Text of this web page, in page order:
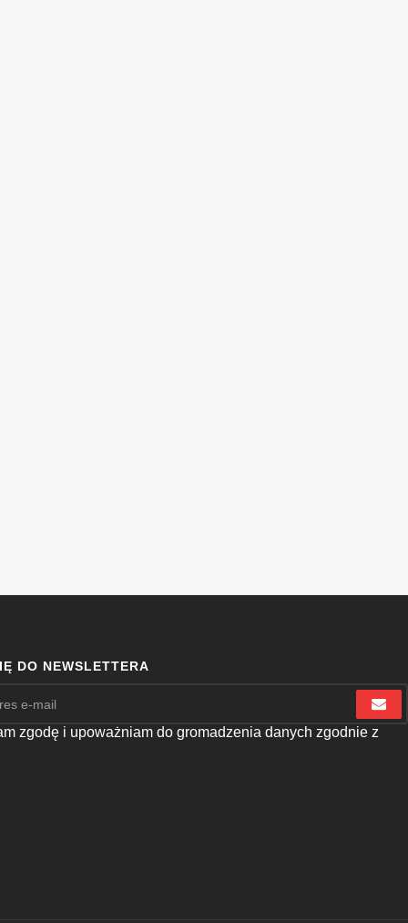
DO NEWSLETTERA
zgodę i upoważniam do gromadzenia danych zgodnie z